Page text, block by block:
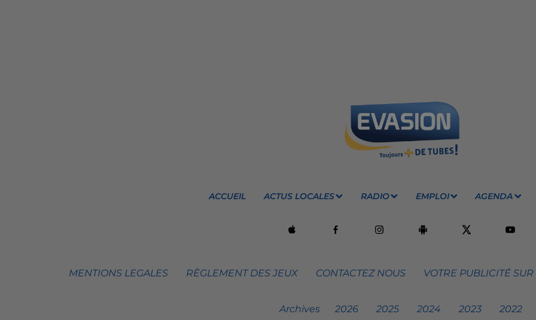
ACCUEIL ACTUS LOCALES RADIO EMPLOI AGENDA
MENTIONS LEGALES RÈGLEMENT DES JEUX CONTACTEZ NOUS VOTRE PUBLICITÉ
Archives 2026 2025 2024 2023 2022